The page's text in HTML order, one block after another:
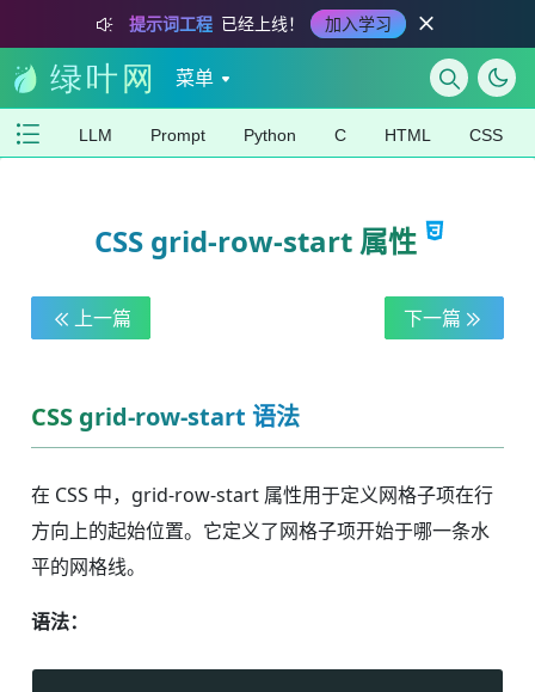
提示词工程 已经上线！ 加入学习
菜单
LLM Prompt Python C HTML CSS
CSS grid-row-start 属性
上一篇 下一篇
CSS grid-row-start 语法
在 CSS 中，grid-row-start 属性用于定义网格子项在行
方向上的起始位置。它定义了网格子项开始于哪一条水
平的网格线。
语法：